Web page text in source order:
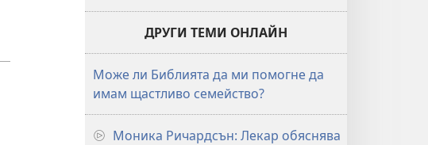
ДРУГИ ТЕМИ ОНЛАЙН
Може ли Библията да ми помогне да
имам щастливо семейство?
Моника Ричардсън: Лекар обяснява